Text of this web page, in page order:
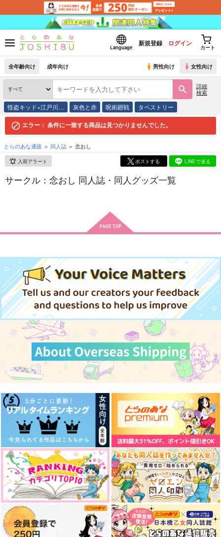
Language
新規登録 ログイン
カート
全年齢向け 成年向け 男性向け 女性向け
詳細
検索
怪盗キッド×江戸川… 灰色と赤 呪術廻戦 タペストリー
エラー： 条件に一致する商品は見つかりませんでした。
とらのあな通販 同人誌 念おし
入荷アラート ポストする LINEで送る
サークル：念おし 同人誌・同人グッズ一覧